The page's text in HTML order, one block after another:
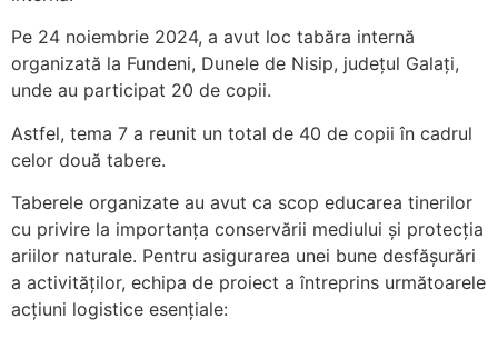
Pe 24 noiembrie 2024, a avut loc tabăra internă
organizată la Fundeni, Dunele de Nisip, județul Galați,
unde au participat 20 de copii.
Astfel, tema 7 a reunit un total de 40 de copii în cadrul
celor două tabere.
Taberele organizate au avut ca scop educarea tinerilor
cu privire la importanța conservării mediului și protecția
ariilor naturale. Pentru asigurarea unei bune desfășurări
a activităților, echipa de proiect a întreprins următoarele
acțiuni logistice esențiale: